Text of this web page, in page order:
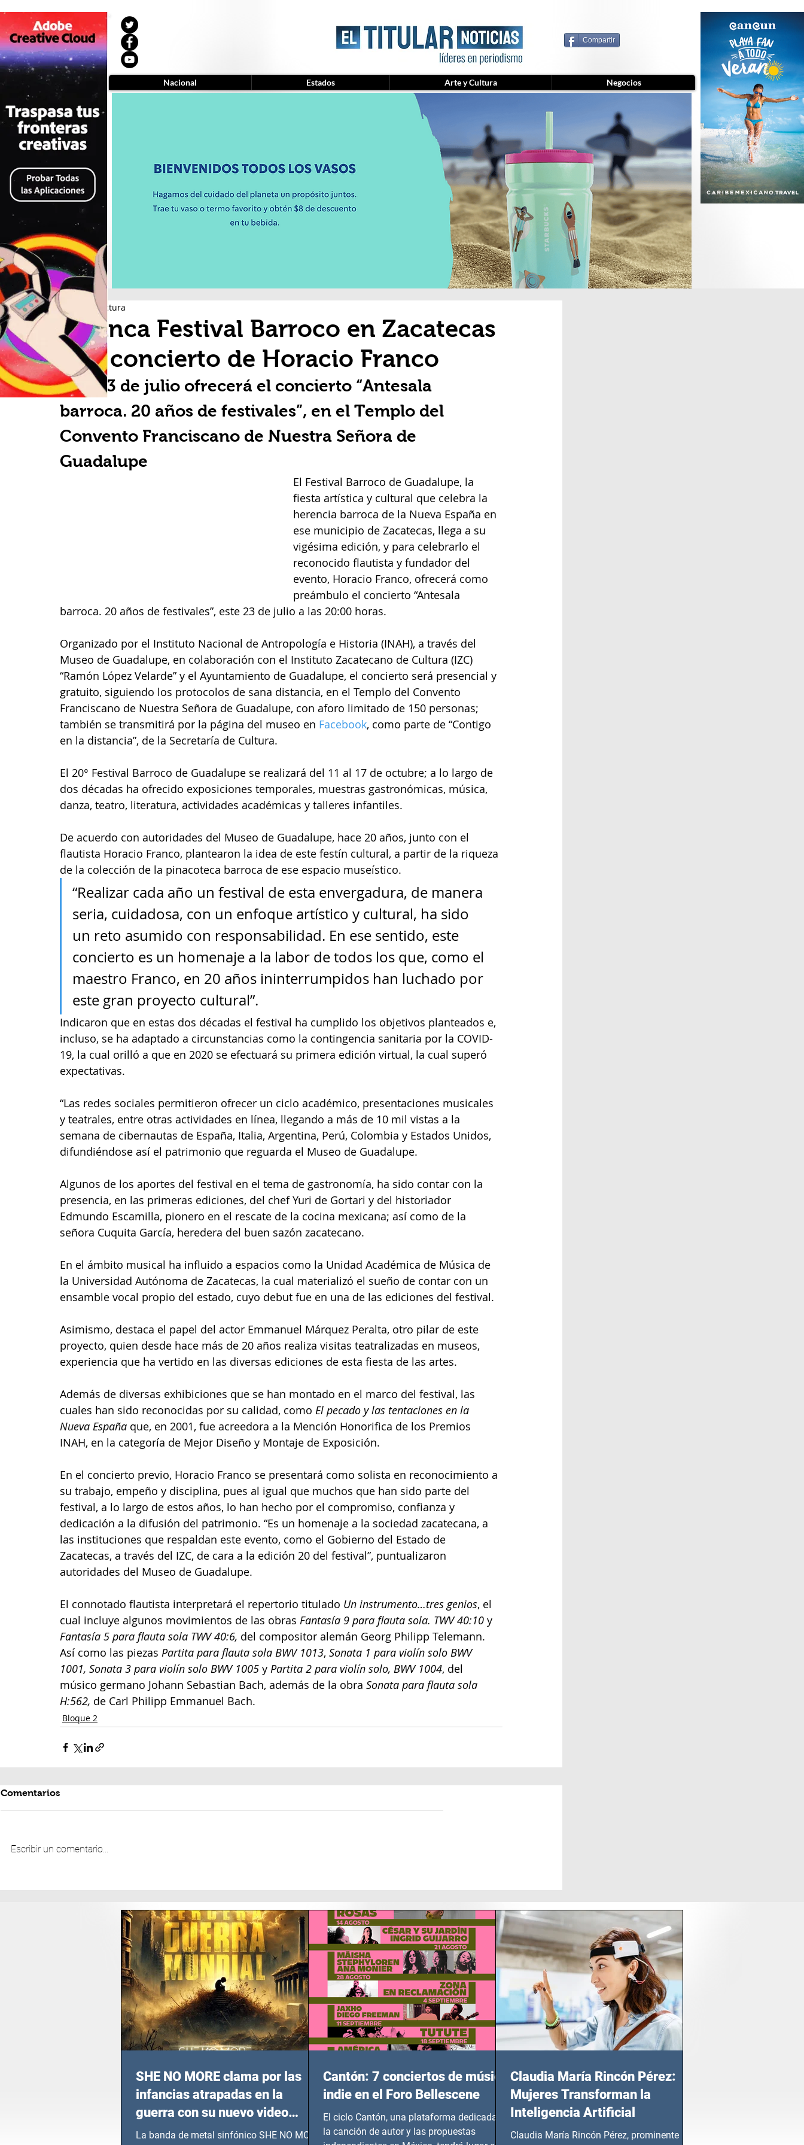
Compartir
Arranca Festival Barroco en Zacatecas
con concierto de Horacio Franco
3 min de lectura
Este 23 de julio ofrecerá el concierto “Antesala
barroca. 20 años de festivales”, en el Templo del
Convento Franciscano de Nuestra Señora de
Guadalupe
El Festival Barroco de Guadalupe, la
fiesta artística y cultural que celebra la
herencia barroca de la Nueva España en
ese municipio de Zacatecas, llega a su
vigésima edición, y para celebrarlo el
reconocido flautista y fundador del
evento, Horacio Franco, ofrecerá como
preámbulo el concierto “Antesala
barroca. 20 años de festivales”, este 23 de julio a las 20:00 horas.
Organizado por el Instituto Nacional de Antropología e Historia (INAH), a través del
Museo de Guadalupe, en colaboración con el Instituto Zacatecano de Cultura (IZC)
“Ramón López Velarde” y el Ayuntamiento de Guadalupe, el concierto será presencial y
gratuito, siguiendo los protocolos de sana distancia, en el Templo del Convento
Franciscano de Nuestra Señora de Guadalupe, con aforo limitado de 150 personas;
también se transmitirá por la página del museo en Facebook, como parte de “Contigo
en la distancia”, de la Secretaría de Cultura.
El 20° Festival Barroco de Guadalupe se realizará del 11 al 17 de octubre; a lo largo de
dos décadas ha ofrecido exposiciones temporales, muestras gastronómicas, música,
danza, teatro, literatura, actividades académicas y talleres infantiles.
De acuerdo con autoridades del Museo de Guadalupe, hace 20 años, junto con el
flautista Horacio Franco, plantearon la idea de este festín cultural, a partir de la riqueza
de la colección de la pinacoteca barroca de ese espacio museístico.
“Realizar cada año un festival de esta envergadura, de manera
seria, cuidadosa, con un enfoque artístico y cultural, ha sido
un reto asumido con responsabilidad. En ese sentido, este
concierto es un homenaje a la labor de todos los que, como el
maestro Franco, en 20 años ininterrumpidos han luchado por
este gran proyecto cultural”.
Indicaron que en estas dos décadas el festival ha cumplido los objetivos planteados e,
incluso, se ha adaptado a circunstancias como la contingencia sanitaria por la COVID-
19, la cual orilló a que en 2020 se efectuará su primera edición virtual, la cual superó
expectativas.
“Las redes sociales permitieron ofrecer un ciclo académico, presentaciones musicales
y teatrales, entre otras actividades en línea, llegando a más de 10 mil vistas a la
semana de cibernautas de España, Italia, Argentina, Perú, Colombia y Estados Unidos,
difundiéndose así el patrimonio que reguarda el Museo de Guadalupe.
Algunos de los aportes del festival en el tema de gastronomía, ha sido contar con la
presencia, en las primeras ediciones, del chef Yuri de Gortari y del historiador
Edmundo Escamilla, pionero en el rescate de la cocina mexicana; así como de la
señora Cuquita García, heredera del buen sazón zacatecano.
En el ámbito musical ha influido a espacios como la Unidad Académica de Música de
la Universidad Autónoma de Zacatecas, la cual materializó el sueño de contar con un
ensamble vocal propio del estado, cuyo debut fue en una de las ediciones del festival.
Asimismo, destaca el papel del actor Emmanuel Márquez Peralta, otro pilar de este
proyecto, quien desde hace más de 20 años realiza visitas teatralizadas en museos,
experiencia que ha vertido en las diversas ediciones de esta fiesta de las artes.
Además de diversas exhibiciones que se han montado en el marco del festival, las
cuales han sido reconocidas por su calidad, como El pecado y las tentaciones en la
Nueva España que, en 2001, fue acreedora a la Mención Honorifica de los Premios
INAH, en la categoría de Mejor Diseño y Montaje de Exposición.
En el concierto previo, Horacio Franco se presentará como solista en reconocimiento a
su trabajo, empeño y disciplina, pues al igual que muchos que han sido parte del
festival, a lo largo de estos años, lo han hecho por el compromiso, confianza y
dedicación a la difusión del patrimonio. “Es un homenaje a la sociedad zacatecana, a
las instituciones que respaldan este evento, como el Gobierno del Estado de
Zacatecas, a través del IZC, de cara a la edición 20 del festival”, puntualizaron
autoridades del Museo de Guadalupe.
El connotado flautista interpretará el repertorio titulado Un instrumento…tres genios, el
cual incluye algunos movimientos de las obras Fantasía 9 para flauta sola. TWV 40:10 y
Fantasía 5 para flauta sola TWV 40:6, del compositor alemán Georg Philipp Telemann.
Así como las piezas Partita para flauta sola BWV 1013, Sonata 1 para violín solo BWV
1001, Sonata 3 para violín solo BWV 1005 y Partita 2 para violín solo, BWV 1004, del
músico germano Johann Sebastian Bach, además de la obra Sonata para flauta sola
H:562, de Carl Philipp Emmanuel Bach.
Bloque 2
Comentarios
Escribir un comentario...
SHE NO MORE clama por las
infancias atrapadas en la
guerra con su nuevo video
TERCERA GUERRA MUNDIAL
La banda de metal sinfónico SHE NO MORE
Cantón: 7 conciertos de música
indie en el Foro Bellescene
El ciclo Cantón, una plataforma dedicada a
la canción de autor y las propuestas
Claudia María Rincón Pérez:
Mujeres Transforman la
Inteligencia Artificial
Claudia María Rincón Pérez, prominente
Nacional Estados Arte y Cultura Negocios